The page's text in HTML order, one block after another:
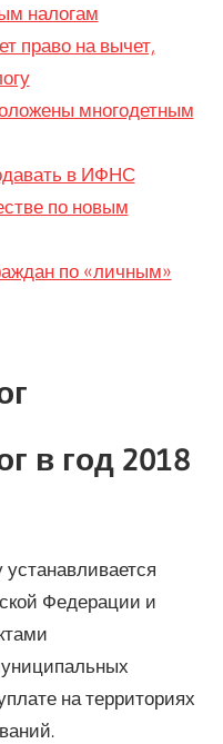
налогам
право на вычет,
многодетным
в ИФНС
по новым
по «личным»
в год 2018
Федерации и
на территориях